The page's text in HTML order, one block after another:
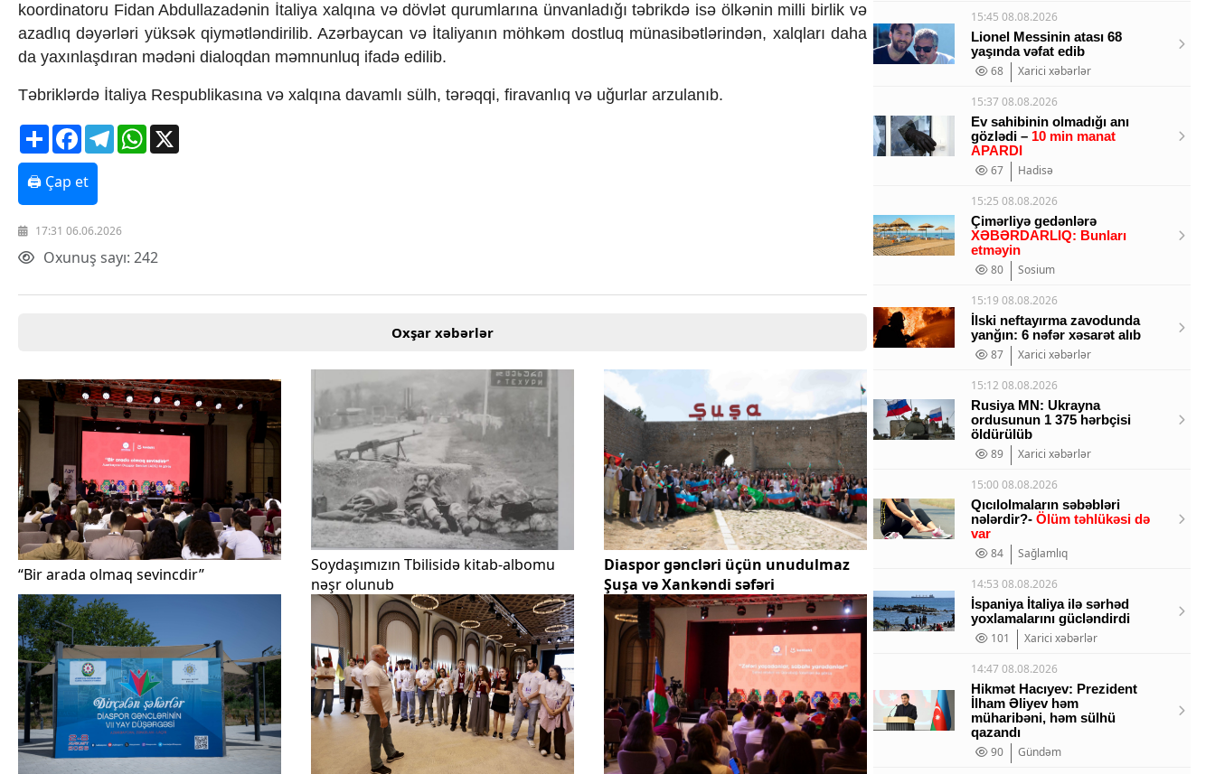
koordinatoru Fidan Abdullazadənin İtaliya xalqına və dövlət qurumlarına ünvanladığı təbrikdə isə ölkənin milli birlik və
azadlıq dəyərləri yüksək qiymətləndirilib. Azərbaycan və İtaliyanın möhkəm dostluq münasibətlərindən, xalqları daha
da yaxınlaşdıran mədəni dialoqdan məmnunluq ifadə edilib.
Təbriklərdə İtaliya Respublikasına və xalqına davamlı sülh, tərəqqi, firavanlıq və uğurlar arzulanıb.
ShareFacebookTelegramWhatsApp
🖨 Çap et
17:31 06.06.2026
Oxunuş sayı: 242
Oxşar xəbərlər
“Bir arada olmaq sevincdir”
Soydaşımızın Tbilisidə kitab-albomu
nəşr olunub
Diaspor gəncləri üçün unudulmaz
Şuşa və Xankəndi səfəri
15:45 08.08.2026
Lionel Messinin atası 68
yaşında vəfat edib
68
Xarici xəbərlər
15:37 08.08.2026
Ev sahibinin olmadığı anı
gözlədi – 10 min manat
APARDI
67
Hadisə
15:25 08.08.2026
Çimərliyə gedənlərə
XƏBƏRDARLIQ: Bunları
etməyin
80
Sosium
15:19 08.08.2026
İlski neftayırma zavodunda
yanğın: 6 nəfər xəsarət alıb
87
Xarici xəbərlər
15:12 08.08.2026
Rusiya MN: Ukrayna
ordusunun 1 375 hərbçisi
öldürülüb
89
Xarici xəbərlər
15:00 08.08.2026
Qıcılolmaların səbəbləri
nələrdir?- Ölüm təhlükəsi də
var
84
Sağlamlıq
14:53 08.08.2026
İspaniya İtaliya ilə sərhəd
yoxlamalarını gücləndirdi
101
Xarici xəbərlər
14:47 08.08.2026
Hikmət Hacıyev: Prezident
İlham Əliyev həm
müharibəni, həm sülhü
qazandı
90
Gündəm